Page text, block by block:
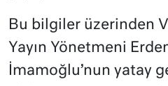
Bu bilgiler üzerinden
Yayın Yönetmeni
İmamoğlu’nun yatay